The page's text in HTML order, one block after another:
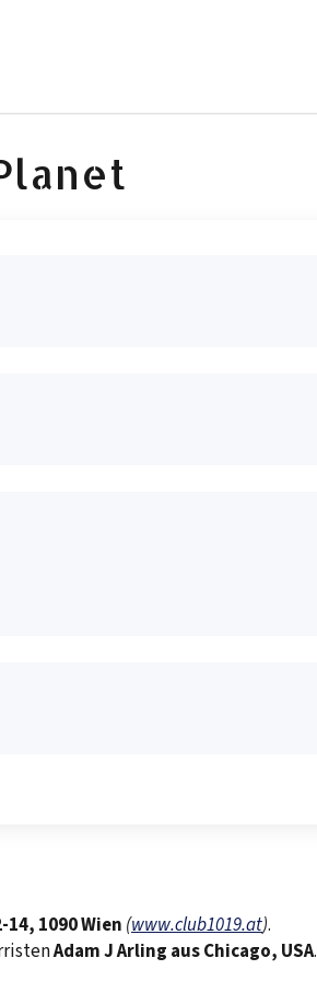
1090 Wien (www.club1019.at).
Adam J Arling aus Chicago, USA.